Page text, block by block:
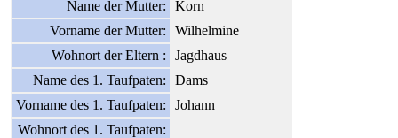
Name der Mutter:
Korn
Vorname der Mutter:
Wilhelmine
Wohnort der Eltern :
Jagdhaus
Name des 1. Taufpaten:
Dams
Vorname des 1. Taufpaten:
Johann
Wohnort des 1. Taufpaten: